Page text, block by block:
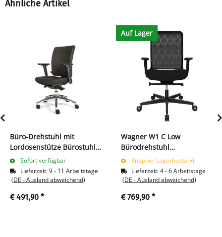
Ähnliche Artikel
Büro-Drehstuhl mit
Lordosenstütze Bürostuhl
990-1135 x 485 x 440 mm
Schwarz 210380
Sofort verfügbar
Lieferzeit:9 - 11 Arbeitstage
(DE - Ausland abweichend)
€ 491,90 *
Auf Lager
Wagner W1 C Low
Bürodrehstuhl
Arbeitsdrehstuhl schwarz
216780
Knapper Lagerbestand
Lieferzeit:4 - 6 Arbeitstage
(DE - Ausland abweichend)
€ 769,90 *